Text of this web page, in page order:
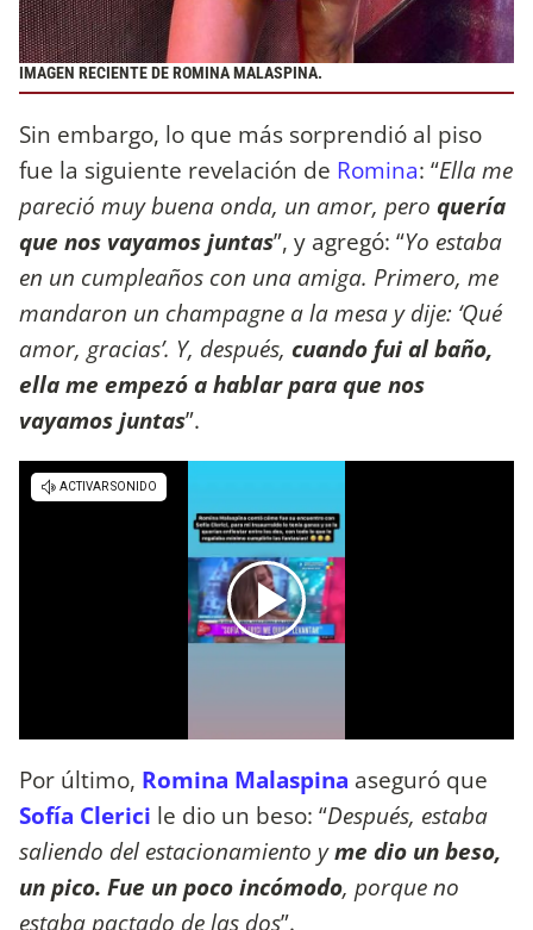
IMAGEN RECIENTE DE ROMINA MALASPINA.
Sin embargo, lo que más sorprendió al piso
fue la siguiente revelación de Romina: “Ella me
pareció muy buena onda, un amor, pero quería
que nos vayamos juntas”, y agregó: “Yo estaba
en un cumpleaños con una amiga. Primero, me
mandaron un champagne a la mesa y dije: ‘Qué
amor, gracias’. Y, después, cuando fui al baño,
ella me empezó a hablar para que nos
vayamos juntas”.
Por último, Romina Malaspina aseguró que
Sofía Clerici le dio un beso: “Después, estaba
saliendo del estacionamiento yme dio un beso,
un pico. Fue un poco incómodo, porque no
estaba pactado de las dos”.